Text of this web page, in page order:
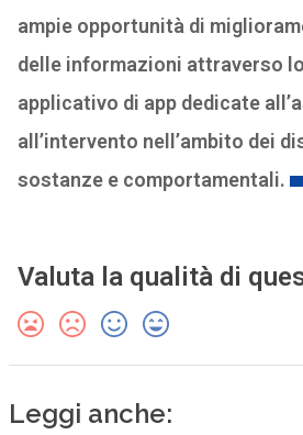
ampie opportunità di
delle informazioni attraverso
applicativo di app dedicate
all’intervento nell’ambito dei
sostanze e comportamentali.
Valuta la qualità di
Leggi anche: